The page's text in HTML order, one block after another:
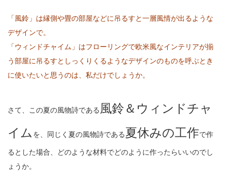
「風鈴」は縁側や畳の部屋などに吊るすと一層風情が出るような
デザインで。
「ウィンドチャイム」はフローリングで欧米風なインテリアが揃
う部屋に吊るすとしっくりくるようなデザインのものを呼ぶとき
に使いたいと思うのは、私だけでしょうか。
さて、この夏の風物詩である 風鈴＆ウィンドチャ
イム を、同じく夏の風物詩である夏休みの工作で作
るとした場合、どのような材料でどのように作ったらいいのでし
ょうか。